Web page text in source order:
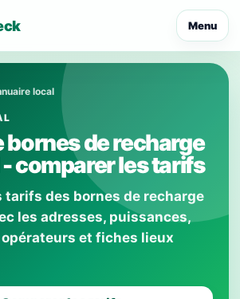
Menu
local
bornes de recharge
comparer les tarifs
tarifs des bornes de recharge
les adresses, puissances,
et fiches lieux